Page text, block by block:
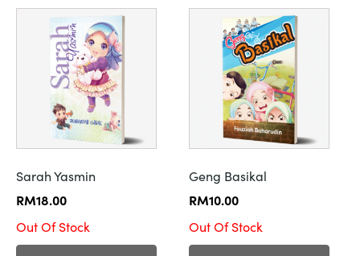
Sarah Yasmin
RM18.00
Out Of Stock
Geng Basikal
RM10.00
Out Of Stock